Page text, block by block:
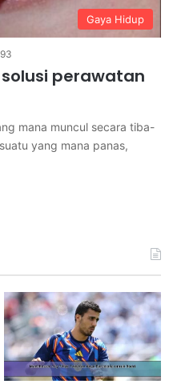
Gaya Hidup
perawatan
mana muncul secara tiba-
yang mana panas,